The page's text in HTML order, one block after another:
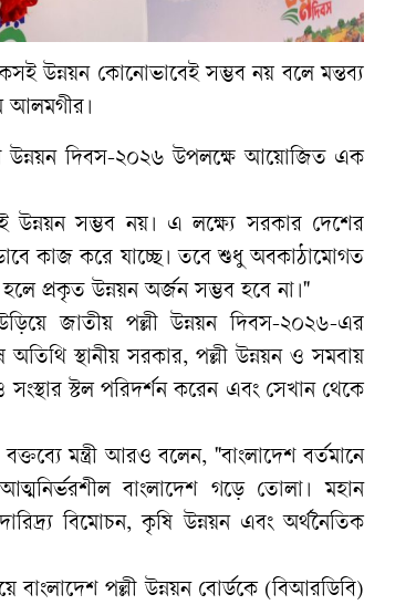
উন্নয়ন কোনোভাবেই সম্ভব নয় বলে মন্তব্য
আলমগীর।
উন্নয়ন দিবস-২০২৬ উপলক্ষে আয়োজিত এক
উন্নয়ন সম্ভব নয়। এ লক্ষ্যে সরকার দেশের
কাজ করে যাচ্ছে। তবে শুধু অবকাঠামোগত
প্রকৃত উন্নয়ন অর্জন সম্ভব হবে না।"
জাতীয় পল্লী উন্নয়ন দিবস-২০২৬-এর
অতিথি স্থানীয় সরকার, পল্লী উন্নয়ন ও সমবায়
সংস্থার স্টল পরিদর্শন করেন এবং সেখান থেকে
মন্ত্রী আরও বলেন, "বাংলাদেশ বর্তমানে
বাংলাদেশ গড়ে তোলা। মহান
বিমোচন, কৃষি উন্নয়ন এবং অর্থনৈতিক
বাংলাদেশ পল্লী উন্নয়ন বোর্ডকে (বিআরডিবি)